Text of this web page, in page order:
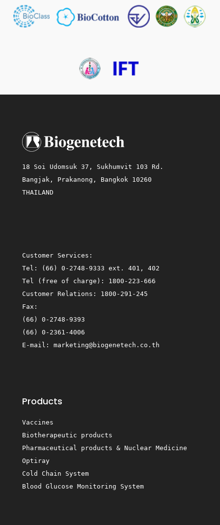
18 Soi Udomsuk 37, Sukhumvit 103 Rd.
Bangjak, Prakanong, Bangkok 10260
THAILAND
Customer Services:
Tel:
(66) 0-2748-9333 ext. 401, 402
Tel (free of charge): 1800-223-666
Customer Relations: 1800-291-245
Fax:
(66) 0-2748-9393
(66) 0-2361-4006
E-mail: marketing@biogenetech.co.th
Products
Vaccines
Biotherapeutic products
Pharmaceutical products & Nuclear Medicine
Optiray
Cold Chain System
Blood Glucose Monitoring System